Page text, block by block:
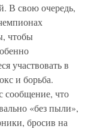
В свою очередь,
чтобы
участвовать в
и борьба.
сообщение, что
«без пыли»,
бросив на